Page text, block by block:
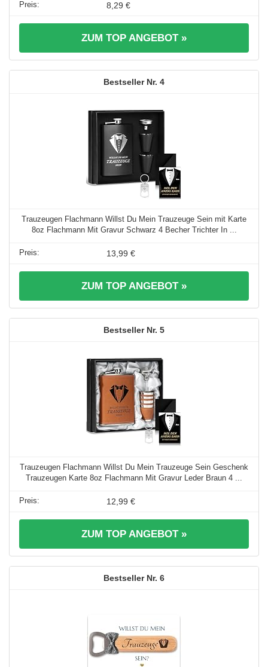
8,29 €
ZUM TOP ANGEBOT »
4
Trauzeugen Flachmann Willst Du Mein Trauzeuge Sein mit Karte
8oz Flachmann Mit Gravur Schwarz 4 Becher Trichter In ...
13,99 €
ZUM TOP ANGEBOT »
5
Trauzeugen Flachmann Willst Du Mein Trauzeuge Sein Geschenk
Trauzeugen Karte 8oz Flachmann Mit Gravur Leder Braun 4 ...
12,99 €
ZUM TOP ANGEBOT »
6